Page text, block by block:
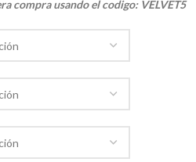
compra usando el codigo: VELVET5